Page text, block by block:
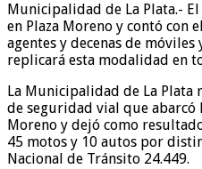
Municipalidad de La Plata.-
en Plaza Moreno y contó con
agentes y decenas de
replicará esta modalidad en
La Municipalidad de La
de seguridad vial que abarcó
Moreno y dejó como
45 motos y 10 autos por
Nacional de Tránsito 24.449.